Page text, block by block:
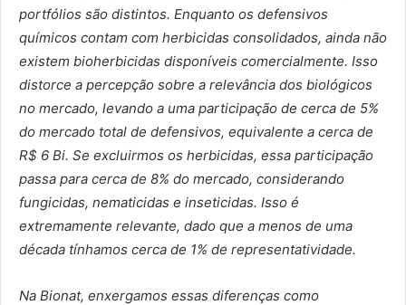
portfólios são distintos. Enquanto os defensivos
químicos contam com herbicidas consolidados, ainda não
existem bioherbicidas disponíveis comercialmente. Isso
distorce a percepção sobre a relevância dos biológicos
no mercado, levando a uma participação de cerca de 5%
do mercado total de defensivos, equivalente a cerca de
R$ 6 Bi. Se excluirmos os herbicidas, essa participação
passa para cerca de 8% do mercado, considerando
fungicidas, nematicidas e inseticidas. Isso é
extremamente relevante, dado que a menos de uma
década tínhamos cerca de 1% de representatividade.
Na Bionat, enxergamos essas diferenças como